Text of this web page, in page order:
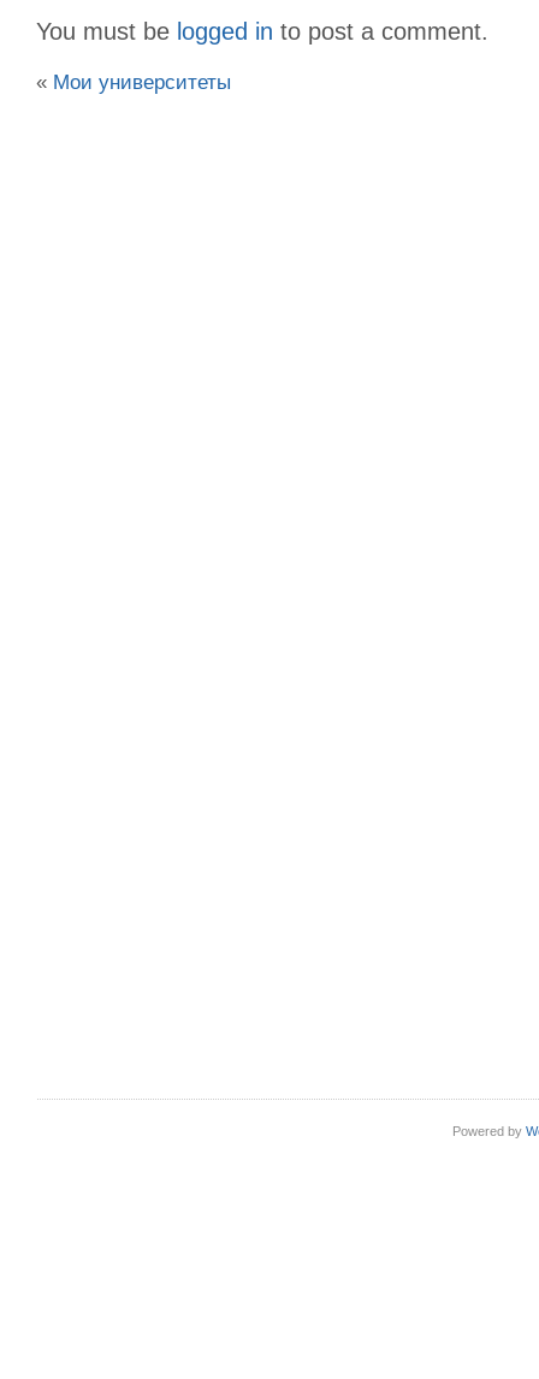
You must be logged in to post a comment.
« Мои университеты
Powered by